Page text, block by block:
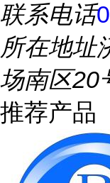
联系电话
所在地址
场南区20
推荐产品